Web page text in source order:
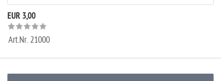
EUR 3,00
Art.Nr. 21000